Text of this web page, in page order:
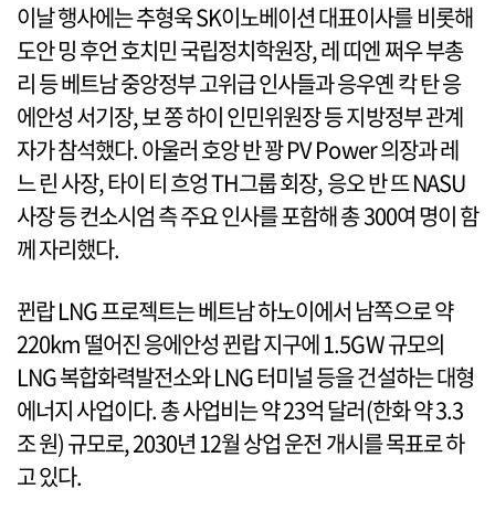
이날 행사에는 추형욱 SK이노베이션 대표이사를 비롯해
도안 밍 후언 호치민 국립정치학원장, 레 띠엔 쩌우 부총
리 등 베트남 중앙정부 고위급 인사들과 응우옌 칵 탄 응
에안성 서기장, 보 쫑 하이 인민위원장 등 지방정부 관계
자가 참석했다. 아울러 호앙 반 꽝 PV Power 의장과 레
느 린 사장, 타이 티 흐엉 TH그룹 회장, 응오 반 뜨 NASU
사장 등 컨소시엄 측 주요 인사를 포함해 총 300여 명이 함
께 자리했다.
뀐랍 LNG 프로젝트는 베트남 하노이에서 남쪽으로 약
220km 떨어진 응에안성 뀐랍 지구에 1.5GW 규모의
LNG 복합화력발전소와 LNG 터미널 등을 건설하는 대형
에너지 사업이다. 총 사업비는 약 23억 달러(한화 약 3.3
조 원) 규모로, 2030년 12월 상업 운전 개시를 목표로 하
고 있다.